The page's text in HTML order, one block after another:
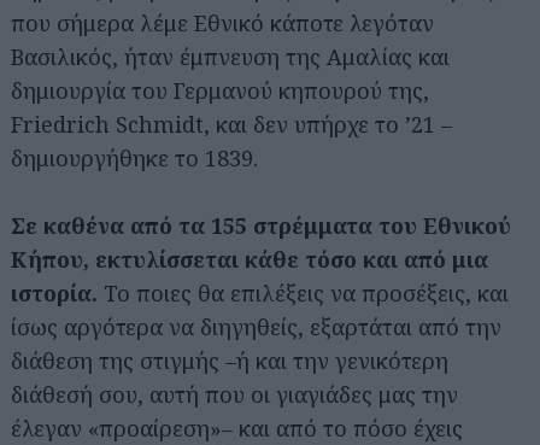
που σήμερα λέμε Εθνικό κάποτε λεγόταν
Βασιλικός, ήταν έμπνευση της Αμαλίας και
δημιουργία του Γερμανού κηπουρού της,
Friedrich Schmidt, και δεν υπήρχε το ’21 –
δημιουργήθηκε το 1839.
Σε καθένα από τα 155 στρέμματα του Εθνικού
Κήπου, εκτυλίσσεται κάθε τόσο και από μια
ιστορία. Το ποιες θα επιλέξεις να προσέξεις, και
ίσως αργότερα να διηγηθείς, εξαρτάται από την
διάθεση της στιγμής –ή και την γενικότερη
διάθεσή σου, αυτή που οι γιαγιάδες μας την
έλεγαν «προαίρεση»– και από το πόσο έχεις